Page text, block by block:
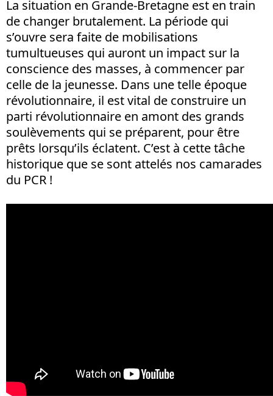
La situation en Grande-Bretagne est en train
de changer brutalement. La période qui
s’ouvre sera faite de mobilisations
tumultueuses qui auront un impact sur la
conscience des masses, à commencer par
celle de la jeunesse. Dans une telle époque
révolutionnaire, il est vital de construire un
parti révolutionnaire en amont des grands
soulèvements qui se préparent, pour être
prêts lorsqu’ils éclatent. C’est à cette tâche
historique que se sont attelés nos camarades
du PCR !